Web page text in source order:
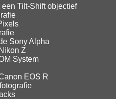
Tilt-Shift objectief
Sony Alpha
Z
System
EOS R